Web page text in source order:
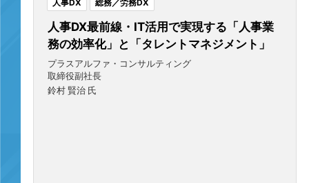
人事DX 総務／労務DX
人事DX最前線・IT活用で実現する「人事業
務の効率化」と「タレントマネジメント」
プラスアルファ・コンサルティング
取締役副社長
鈴村 賢治 氏